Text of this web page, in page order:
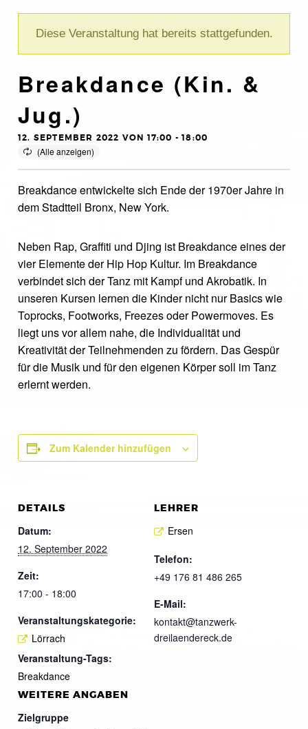
Diese Veranstaltung hat bereits stattgefunden.
Breakdance (Kin. &
Jug.)
12. SEPTEMBER 2022 VON 17:00 -18:00
Breakdance entwickelte sich Ende der 1970er Jahre in
dem Stadtteil Bronx, New York.
Neben Rap, Graffiti und Djing ist Breakdance eines der
vier Elemente der Hip Hop Kultur. Im Breakdance
verbindet sich der Tanz mit Kampf und Akrobatik. In
unseren Kursen lernen die Kinder nicht nur Basics wie
Toprocks, Footworks, Freezes oder Powermoves. Es
liegt uns vor allem nahe, die Individualität und
Kreativität der Teilnehmenden zu fördern. Das Gespür
für die Musik und für den eigenen Körper soll im Tanz
erlernt werden.
Zum Kalender hinzufügen
DETAILS
Datum:
12. September 2022
Zeit:
17:00 - 18:00
Veranstaltungskategorie:
Lörrach
Veranstaltung-Tags:
Breakdance
LEHRER
Ersen
Telefon:
+49 176 81 486 265
E-Mail:
kontakt@tanzwerk-
dreilaendereck.de
WEITERE ANGABEN
Zielgruppe